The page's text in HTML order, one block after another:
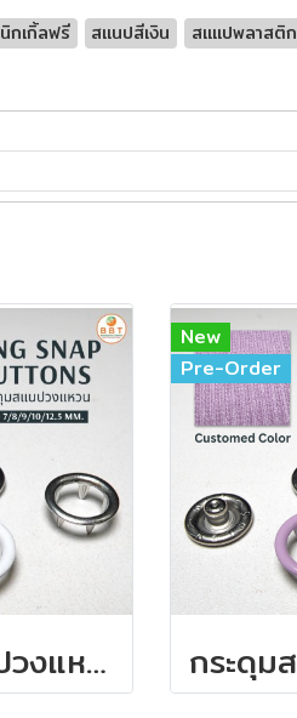
นิกเกิ้ลฟรี สแนปสีเงิน สเเแปพลาสติก
กระดุมสแนปวงแหวนสีขาว
New
Pre-Order